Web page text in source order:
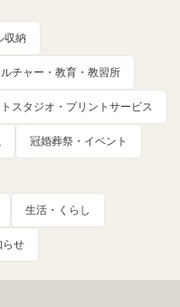
収納
チャー・教育・教習所
スタジオ・プリントサービス
冠婚葬祭・イベント
生活・くらし
らせ